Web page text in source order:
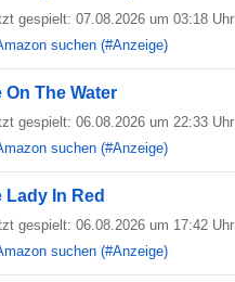
gespielt: 07.08.2026 um 03:18 Uhr
suchen (#Anzeige)
On The Water
gespielt: 06.08.2026 um 22:33 Uhr
suchen (#Anzeige)
Lady In Red
gespielt: 06.08.2026 um 17:42 Uhr
suchen (#Anzeige)